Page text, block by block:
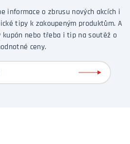
informace o zbrusu nových akcích i
tipy k zakoupeným produktům. A
kupón nebo třeba i tip na soutěž o
ceny.